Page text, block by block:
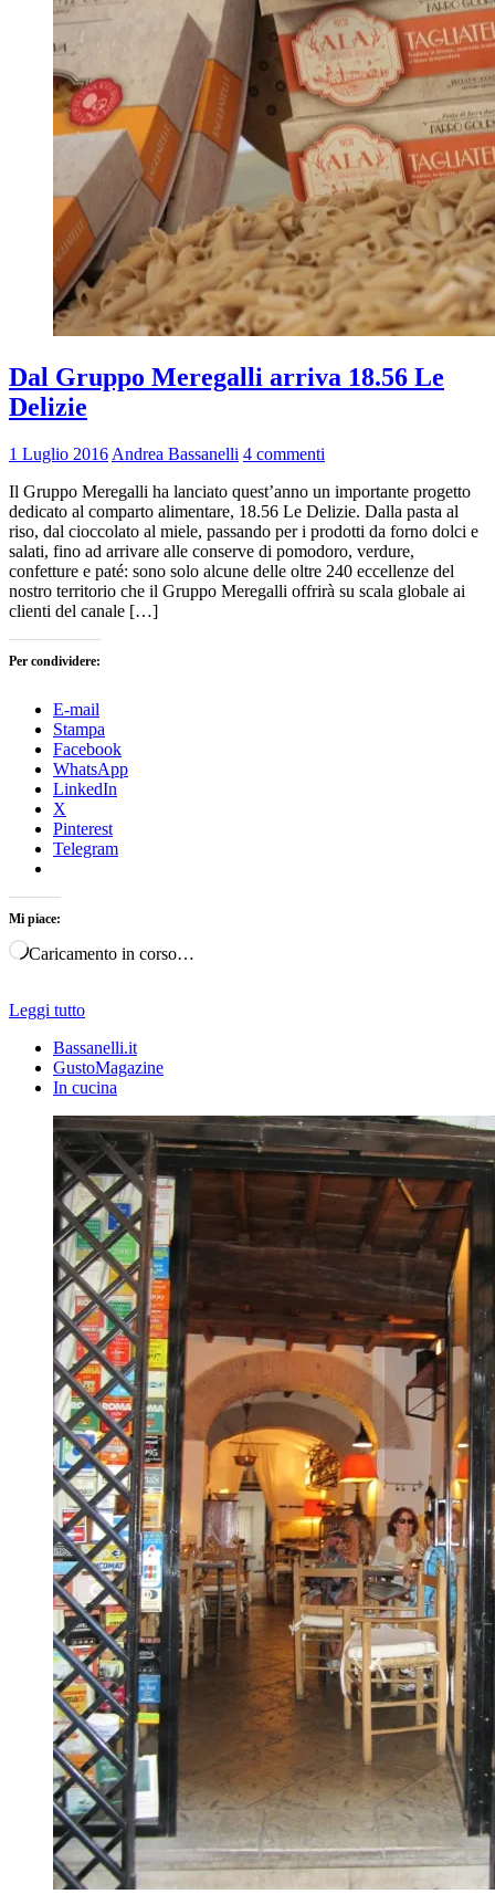
Dal Gruppo Meregalli arriva 18.56 Le
Delizie
1 Luglio 2016 Andrea Bassanelli 4 commenti
Il Gruppo Meregalli ha lanciato quest’anno un importante progetto
dedicato al comparto alimentare, 18.56 Le Delizie. Dalla pasta al
riso, dal cioccolato al miele, passando per i prodotti da forno dolci e
salati, fino ad arrivare alle conserve di pomodoro, verdure,
confetture e paté: sono solo alcune delle oltre 240 eccellenze del
nostro territorio che il Gruppo Meregalli offrirà su scala globale ai
clienti del canale […]
Per condividere:
E-mail
Stampa
Facebook
WhatsApp
LinkedIn
X
Pinterest
Telegram
Mi piace:
Caricamento in corso…
Leggi tutto
Bassanelli.it
GustoMagazine
In cucina